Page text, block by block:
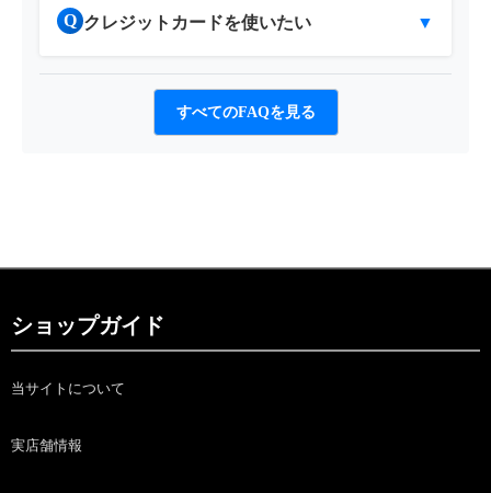
Q クレジットカードを使いたい ▼
すべてのFAQを見る
ショップガイド
当サイトについて
実店舗情報